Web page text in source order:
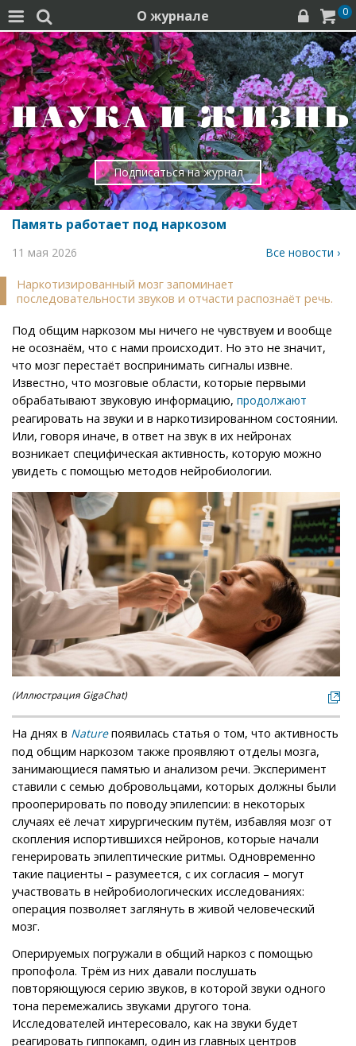
  О журнале   0
Подписаться на журнал
Память работает под наркозом
11 мая 2026 Все новости ›
Наркотизированный мозг запоминает
последовательности звуков и отчасти распознаёт речь.
Под общим наркозом мы ничего не чувствуем и вообще
не осознаём, что с нами происходит. Но это не значит,
что мозг перестаёт воспринимать сигналы извне.
Известно, что мозговые области, которые первыми
обрабатывают звуковую информацию, продолжают
реагировать на звуки и в наркотизированном состоянии.
Или, говоря иначе, в ответ на звук в их нейронах
возникает специфическая активность, которую можно
увидеть с помощью методов нейробиологии.
(Иллюстрация GigaChat)
На днях в Natureпоявилась статья о том, что активность
под общим наркозом также проявляют отделы мозга,
занимающиеся памятью и анализом речи. Эксперимент
ставили с семью добровольцами, которых должны были
прооперировать по поводу эпилепсии: в некоторых
случаях её лечат хирургическим путём, избавляя мозг от
скопления испортившихся нейронов, которые начали
генерировать эпилептические ритмы. Одновременно
такие пациенты – разумеется, с их согласия – могут
участвовать в нейробиологических исследованиях:
операция позволяет заглянуть в живой человеческий
мозг.
Оперируемых погружали в общий наркоз с помощью
пропофола. Трём из них давали послушать
повторяющуюся серию звуков, в которой звуки одного
тона перемежались звуками другого тона.
Исследователей интересовало, как на звуки будет
реагировать гиппокамп, один из главных центров